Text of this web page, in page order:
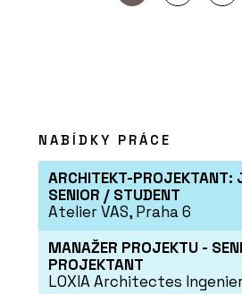
NABÍDKY PRÁCE
ARCHITEKT-PROJEKTANT:
SENIOR / STUDENT
Atelier VAS, Praha 6
MANAŽER PROJEKTU -
PROJEKTANT
LOXIA Architectes